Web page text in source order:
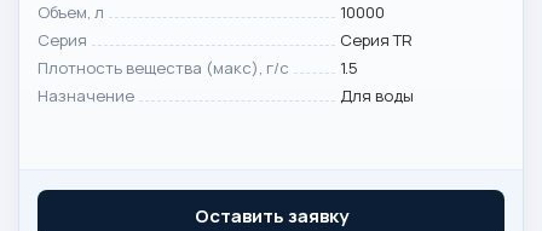
Объем, л
10000
Серия
Серия TR
Плотность вещества (макс), г/с
1.5
Назначение
Для воды
Оставить заявку